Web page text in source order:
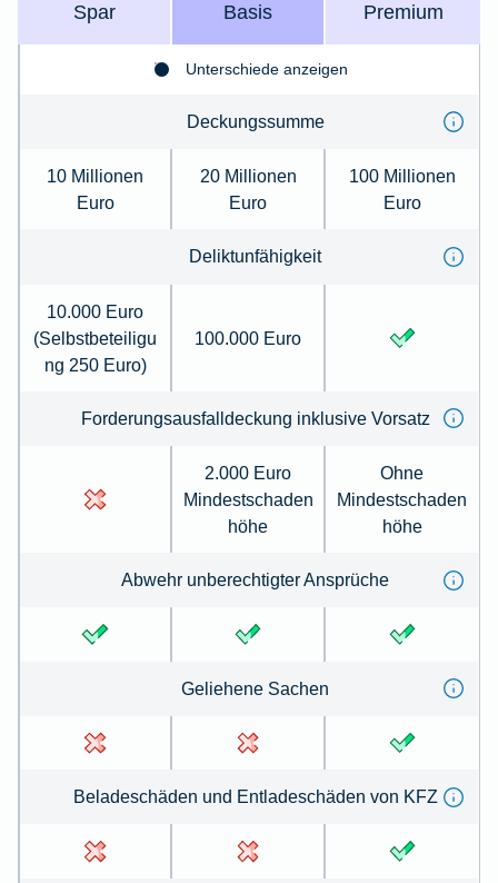
Spar Basis Premium
Unterschiede anzeigen
Deckungssumme
10 Millionen
Euro
20 Millionen
Euro
100 Millionen
Euro
Deliktunfähigkeit
10.000 Euro
(Selbstbeteiligu
ng 250 Euro)
100.000 Euro
Forderungsausfalldeckung inklusive Vorsatz
2.000 Euro
Mindestschaden
höhe
Ohne
Mindestschaden
höhe
Abwehr unberechtigter Ansprüche
Geliehene Sachen
Beladeschäden und Entladeschäden von KFZ